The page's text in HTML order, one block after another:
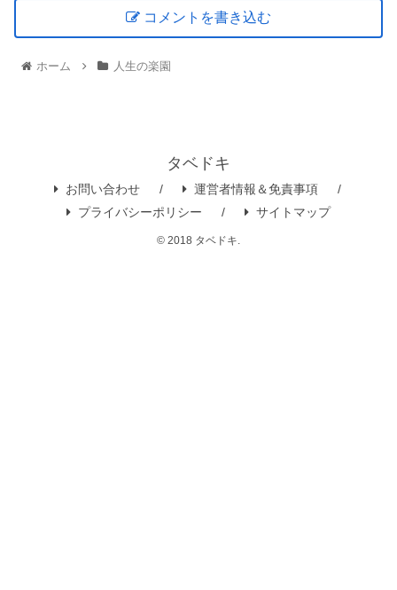
コメントを書き込む
ホーム 人生の楽園
タベドキ
お問い合わせ
運営者情報＆免責事項
プライバシーポリシー
サイトマップ
© 2018 タベドキ.